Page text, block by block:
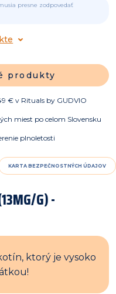
presne zodpovedať
produkty
€ v Rituals by GUDVIO
miest po celom Slovensku
plnoletosti
KARTA BEZPEČNOSTNÝCH ÚDAJOV
G) -
ktorý je vysoko